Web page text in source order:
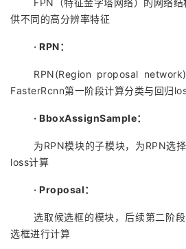
供不同的高分辨率特征
· RPN：
RPN(Region proposal
FasterRcnn第一阶段计算分类与回归
· BboxAssignSample：
为RPN模块的子模块，为RPN选
loss计算
· Proposal：
选取候选框的模块，后续第二阶
选框进行计算